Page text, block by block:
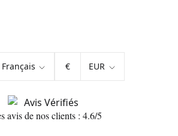
€
avis de nos clients : 4.6/5